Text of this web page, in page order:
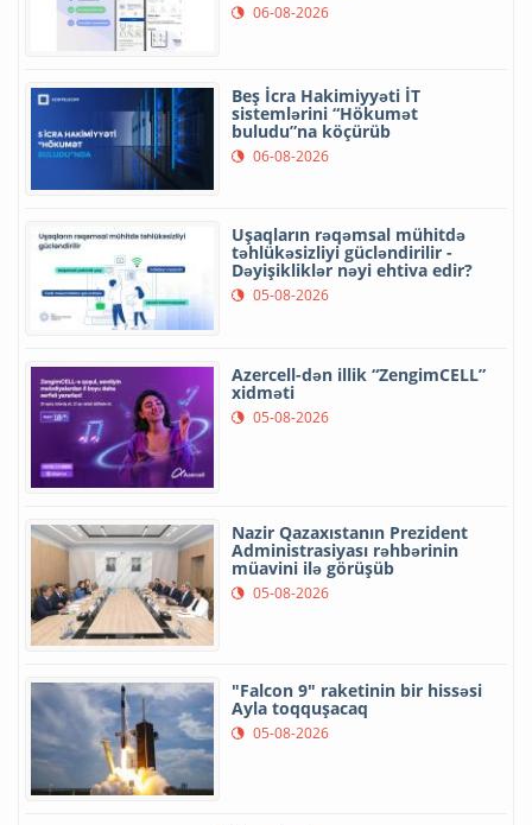
06-08-2026
Beş İcra Hakimiyyəti İT
sistemlərini “Hökumət
buludu”na köçürüb
06-08-2026
Uşaqların rəqəmsal mühitdə
təhlükəsizliyi gücləndirilir -
Dəyişikliklər nəyi ehtiva edir?
05-08-2026
Azercell-dən illik “ZengimCELL”
xidməti
05-08-2026
Nazir Qazaxıstanın Prezident
Administrasiyası rəhbərinin
müavini ilə görüşüb
05-08-2026
"Falcon 9" raketinin bir hissəsi
Ayla toqquşacaq
05-08-2026